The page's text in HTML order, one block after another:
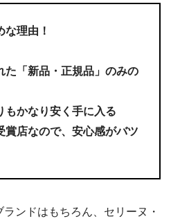
な理由！
た「新品・正規品」のみの
もかなり安く手に入る
賞店なので、安心感がバツ
ンドはもちろん、セリーヌ・